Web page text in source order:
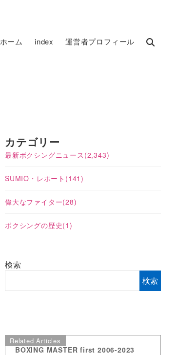
ホーム index 運営者プロフィール
カテゴリー
最新ボクシングニュース (2,343)
SUMIO・レポート (141)
偉大なファイター(28)
ボクシングの歴史(1)
検索
検索
Related Articles
BOXING MASTER first 2006-2023